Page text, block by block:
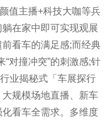
值主播+科技大咖等兵
在家中即可实现观展
看车的满足感;而经典
“对撞冲突”的刺激感;针
业揭秘式「车展探行
规模场地直播、新车
看车全需求。多维度